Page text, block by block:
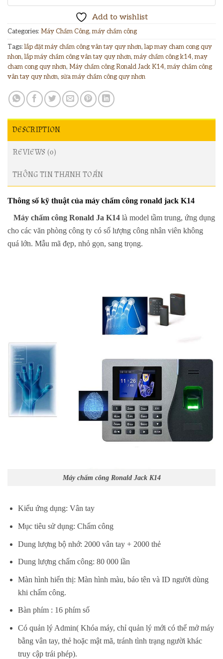
Add to wishlist
Categories: Máy Chấm Công, máy chấm công
Tags: lắp đặt máy chấm công vân tay quy nhơn, lap may cham cong quy
nhon, lắp máy chấm công vân tay quy nhơn, máy chấm công k14, may
cham cong quy nhơn, Máy chấm công Ronald Jack K14, máy chấm công
vân tay quy nhơn, sửa máy chấm công quy nhơn
DESCRIPTION
REVIEWS (0)
THÔNG TIN THANH TOÁN
Thông số kỹ thuật của máy chấm công ronald jack K14
Máy chấm công Ronald Ja K14 là model tầm trung, ứng dụng
cho các văn phòng công ty có số lượng công nhân viên không
quá lớn. Mẫu mã đẹp, nhỏ gọn, sang trọng.
Máy chấm công Ronald Jack K14
Kiểu ứng dụng: Vân tay
Mục tiêu sử dụng: Chấm công
Dung lượng bộ nhớ: 2000 vân tay + 2000 thẻ
Dung lượng chấm công: 80 000 lần
Màn hình hiển thị: Màn hình màu, báo tên và ID người dùng
khi chấm công.
Bàn phím : 16 phím số
Có quản lý Admin( Khóa máy, chỉ quản lý mới có thể mở máy
bằng vân tay, thẻ hoặc mật mã, tránh tình trạng người khác
truy cập trái phép).